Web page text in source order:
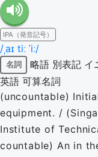
IPA（発音記号）
/ˌaɪ tiː ˈiː/
名詞 略語 別表記 イ
英語 可算名詞
(uncountable)
equipment. /
Institute of
countable) An in